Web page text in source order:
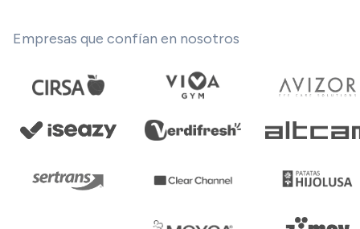
Empresas que confían en nosotros